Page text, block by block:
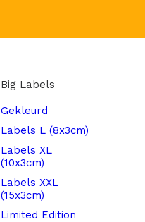
Big Labels
Gekleurd
Labels L (8x3cm)
Labels XL
(10x3cm)
Labels XXL
(15x3cm)
Limited Edition